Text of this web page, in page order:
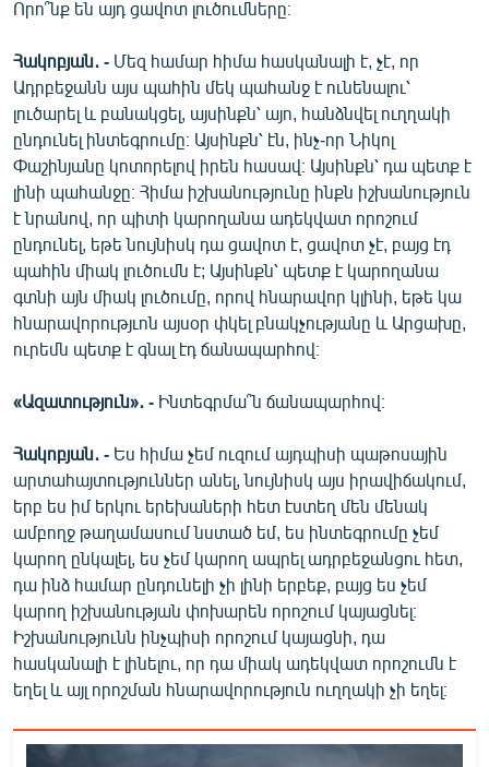
Որո՞նք են այդ ցավոտ լուծումները։
Հակոբյան․ - Մեզ համար հիմա հասկանալի է, չէ, որ
Ադրբեջանն այս պահին մեկ պահանջ է ունենալու՝
լուծարել և բանակցել, այսինքն՝ այո, հանձնվել ուղղակի
ընդունել ինտեգրումը։ Այսինքն՝ էն, ինչ-որ Նիկոլ
Փաշինյանը կոտորելով իրեն հասավ։ Այսինքն՝ դա պետք է
լինի պահանջը։ Հիմա իշխանությունը ինքն իշխանություն
է նրանով, որ պիտի կարողանա ադեկվատ որոշում
ընդունել, եթե նույնիսկ դա ցավոտ է, ցավոտ չէ, բայց էդ
պահին միակ լուծումն է; Այսինքն՝ պետք է կարողանա
գտնի այն միակ լուծումը, որով հնարավոր կլինի, եթե կա
հնարավորությւոն այսօր փկել բնակչությանը և Արցախը,
ուրեմն պետք է գնալ էդ ճանապարհով։
«Ազատություն»․ - Ինտեգրմա՞ն ճանապարհով։
Հակոբյան․ - Ես հիմա չեմ ուզում այդպիսի պաթոսային
արտահայտություններ անել, նույնիսկ այս իրավիճակում,
երբ ես իմ երկու երեխաների հետ էստեղ մեն մենակ
ամբողջ թաղամասում նստած եմ, ես ինտեգրումը չեմ
կարող ընկալել, ես չեմ կարող ապրել ադրբեջանցու հետ,
դա ինձ համար ընդունելի չի լինի երբեք, բայց ես չեմ
կարող իշխանության փոխարեն որոշում կայացնել։
Իշխանությունն ինչպիսի որոշում կայացնի, դա
հասկանալի է լինելու, որ դա միակ ադեկվատ որոշումն է
եղել և այլ որոշման հնարավորություն ուղղակի չի եղել։